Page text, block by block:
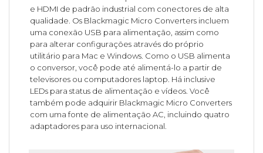
e HDMI de padrão industrial com conectores de alta
qualidade. Os Blackmagic Micro Converters incluem
uma conexão USB para alimentação, assim como
para alterar configurações através do próprio
utilitário para Mac e Windows. Como o USB alimenta
o conversor, você pode até alimentá-lo a partir de
televisores ou computadores laptop. Há inclusive
LEDs para status de alimentação e vídeos. Você
também pode adquirir Blackmagic Micro Converters
com uma fonte de alimentação AC, incluindo quatro
adaptadores para uso internacional.